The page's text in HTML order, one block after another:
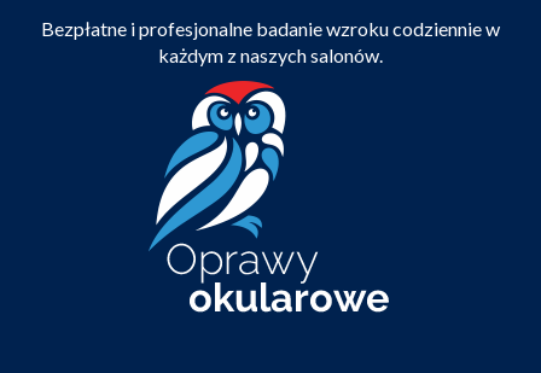
Bezpłatne i profesjonalne badanie wzroku codziennie w
każdym z naszych salonów.